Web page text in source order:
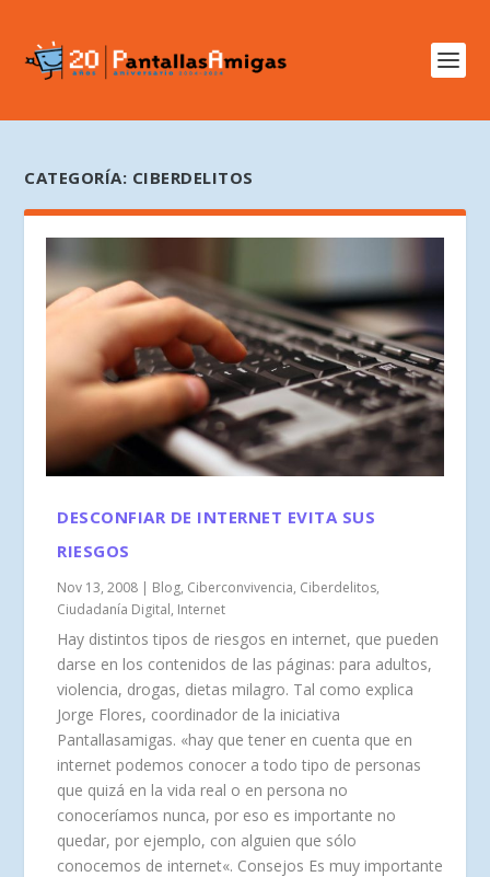
CATEGORÍA: CIBERDELITOS
DESCONFIAR DE INTERNET EVITA SUS
RIESGOS
Nov 13, 2008 | Blog, Ciberconvivencia, Ciberdelitos,
Ciudadanía Digital, Internet
Hay distintos tipos de riesgos en internet, que pueden
darse en los contenidos de las páginas: para adultos,
violencia, drogas, dietas milagro. Tal como explica
Jorge Flores, coordinador de la iniciativa
Pantallasamigas. «hay que tener en cuenta que en
internet podemos conocer a todo tipo de personas
que quizá en la vida real o en persona no
conoceríamos nunca, por eso es importante no
quedar, por ejemplo, con alguien que sólo
conocemos de internet«. Consejos Es muy importante